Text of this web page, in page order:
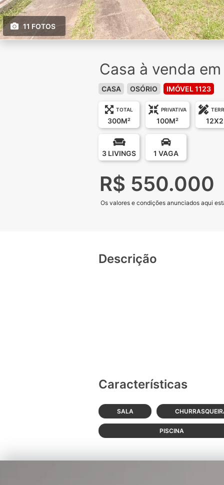
11 FOTOS
Casa à venda
CASA OSÓRIO IMÓVEL 1123
TOTAL
300M²
PRIVATIVA
100M²
3 LIVINGS 1 VAGA
R$ 550.000
Os valores e condições anunciados aqui
Descrição
Características
SALA
PISCINA